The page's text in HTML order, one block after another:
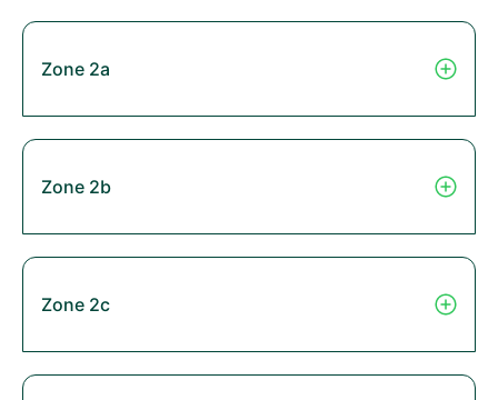
Zone 2a
Zone 2b
Zone 2c